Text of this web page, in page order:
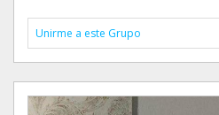
Unirme a este Grupo